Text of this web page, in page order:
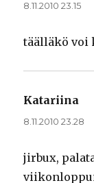
8.11.2010 23.15
täälläkö voi
Katariina
8.11.2010 23.28
jirbux,